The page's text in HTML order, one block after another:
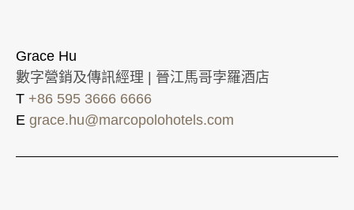
Grace Hu
數字營銷及傳訊經理 | 晉江馬哥孛羅酒店
T +86 595 3666 6666
E grace.hu@marcopolohotels.com